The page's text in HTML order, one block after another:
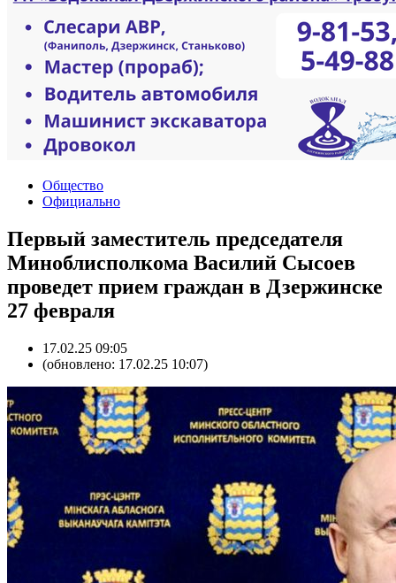
Общество
Официально
Первый заместитель председателя
Миноблисполкома Василий Сысоев
проведет прием граждан в Дзержинске
27 февраля
17.02.25 09:05
(обновлено: 17.02.25 10:07)